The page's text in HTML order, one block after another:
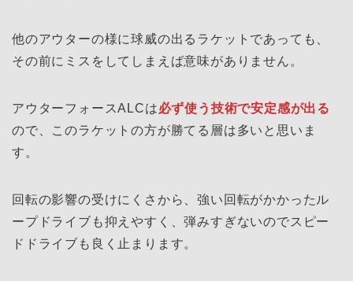
他のアウターの様に球威の出るラケットであっても、
その前にミスをしてしまえば意味がありません。
アウターフォースALCは必ず使う技術で安定感が出る
ので、このラケットの方が勝てる層は多いと思いま
す。
回転の影響の受けにくさから、強い回転がかかったル
ープドライブも抑えやすく、弾みすぎないのでスピー
ドドライブも良く止まります。